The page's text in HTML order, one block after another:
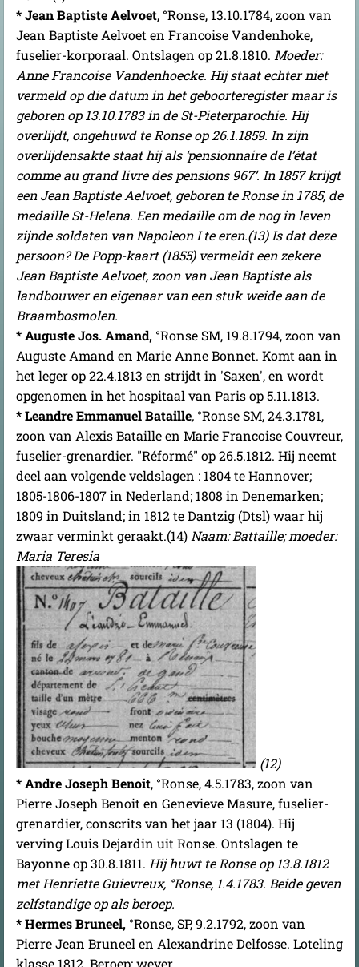
* Jean Baptiste Aelvoet, °Ronse, 13.10.1784, zoon van
Jean Baptiste Aelvoet en Francoise Vandenhoke,
fuselier-korporaal. Ontslagen op 21.8.1810. Moeder:
Anne Francoise Vandenhoecke. Hij staat echter niet
vermeld op die datum in het geboorteregistermaar is
geboren op 13.10.1783 in de St-Pieterparochie. Hij
overlijdt, ongehuwd te Ronse op 26.1.1859. In zijn
overlijdensakte staat hij als ‘pensionnaire de l’état
comme au grand livre des pensions 967’. In 1857 krijgt
een Jean Baptiste Aelvoet, geboren te Ronse in 1785, de
medaille St-Helena. Een medaille om de nog in leven
zijnde soldaten van Napoleon I te eren.(13) Is dat deze
persoon?De Popp-kaart (1855) vermeldt een zekere
Jean Baptiste Aelvoet, zoon van Jean Baptiste als
landbouwer en eigenaar van een stuk weide aan de
Braambosmolen.
* Auguste Jos. Amand, °Ronse SM, 19.8.1794, zoon van
Auguste Amand en Marie Anne Bonnet. Komt aan in
het leger op 22.4.1813 en strijdt in 'Saxen', en wordt
opgenomen in het hospitaal van Paris op 5.11.1813.
* Leandre Emmanuel Bataille, °Ronse SM, 24.3.1781,
zoon van Alexis Bataille en Marie Francoise Couvreur,
fuselier-grenardier. "Réformé" op 26.5.1812. Hij neemt
deel aan volgende veldslagen : 1804 te Hannover;
1805-1806-1807 in Nederland; 1808 in Denemarken;
1809 in Duitsland; in 1812 te Dantzig (Dtsl) waar hij
zwaar verminkt geraakt.(14)Naam: Battaille; moeder:
Maria Teresia
(12)
* Andre Joseph Benoit, °Ronse, 4.5.1783, zoon van
Pierre Joseph Benoit en Genevieve Masure, fuselier-
grenardier, conscrits van het jaar 13 (1804). Hij
verving Louis Dejardin uit Ronse. Ontslagen te
Bayonne op 30.8.1811. Hij huwt te Ronse op 13.8.1812
met Henriette Guievreux, °Ronse, 1.4.1783. Beide geven
zelfstandige op als beroep.
* Hermes Bruneel, °Ronse, SP, 9.2.1792, zoon van
Pierre Jean Bruneel en Alexandrine Delfosse. Loteling
klasse 1812. Beroep: wever